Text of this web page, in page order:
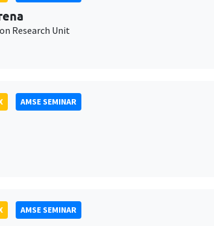
Research Unit
AMSE SEMINAR
AMSE SEMINAR